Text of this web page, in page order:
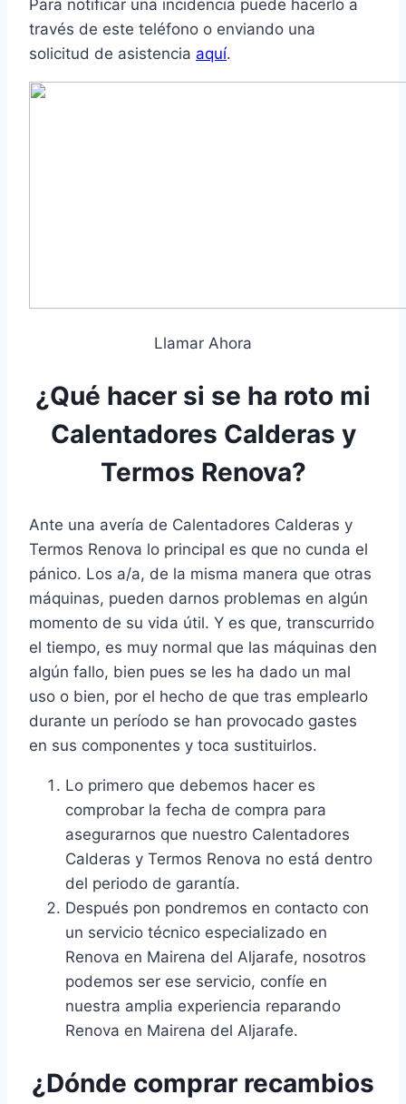
Para notificar una incidencia puede hacerlo a
través de este teléfono o enviando una
solicitud de asistencia aquí.
Llamar Ahora
¿Qué hacer si se ha roto mi
Calentadores Calderas y
Termos Renova?
Ante una avería de Calentadores Calderas y
Termos Renova lo principal es que no cunda el
pánico. Los a/a, de la misma manera que otras
máquinas, pueden darnos problemas en algún
momento de su vida útil. Y es que, transcurrido
el tiempo, es muy normal que las máquinas den
algún fallo, bien pues se les ha dado un mal
uso o bien, por el hecho de que tras emplearlo
durante un período se han provocado gastes
en sus componentes y toca sustituirlos.
Lo primero que debemos hacer es
comprobar la fecha de compra para
asegurarnos que nuestro Calentadores
Calderas y Termos Renova no está dentro
del periodo de garantía.
Después pon pondremos en contacto con
un servicio técnico especializado en
Renova en Mairena del Aljarafe, nosotros
podemos ser ese servicio, confíe en
nuestra amplia experiencia reparando
Renova en Mairena del Aljarafe.
¿Dónde comprar recambios